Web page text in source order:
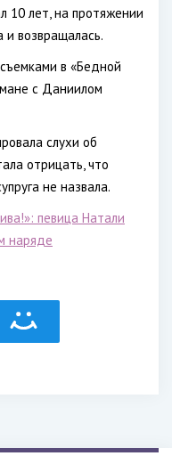
10 лет, на протяжении
и возвращалась.
в «Бедной
с Даниилом
слухи об
отрицать, что
не назвала.
певица Натали
наряде